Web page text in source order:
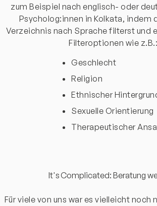
zum Beispiel nach englisch- oder
Psycholog:innen in Kolkata, indem
Verzeichnis nach Sprache filterst und
Filteroptionen wie z.B.:
Geschlecht
Religion
Ethnischer
Sexuelle Orientierung
Therapeutischer
It's Complicated: Beratung
Für viele von uns war es vielleicht noch